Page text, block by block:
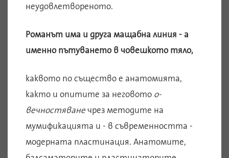
неудовлетвореното.
Романът има и друга мащабна линия - а
именно пътуването в човешкото тяло,
каквото по същество е анатомията,
както и опитите за неговото о-
вечностяванечрез методите на
мумификацията и - в съвременността -
модерната пластинация. Анатомите,